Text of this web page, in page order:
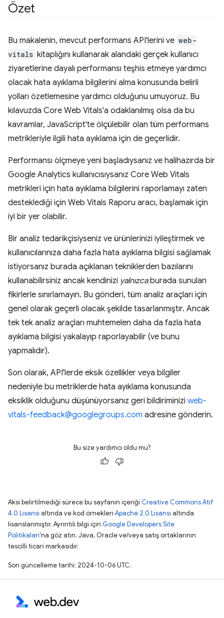
Özet
Bu makalenin, mevcut performans API'lerini ve web-
vitals kitaplığını kullanarak alandaki gerçek kullanıcı
ziyaretlerine dayalı performansı teşhis etmeye yardımcı
olacak hata ayıklama bilgilerini alma konusunda belirli
yolları özetlemesine yardımcı olduğunu umuyoruz. Bu
kılavuzda Core Web Vitals'a odaklanılmış olsa da bu
kavramlar, JavaScript'te ölçülebilir olan tüm performans
metrikleriyle ilgili hata ayıklama için de geçerlidir.
Performansı ölçmeye yeni başladıysanız ve halihazırda bir
Google Analytics kullanıcısıysanız Core Web Vitals
metrikleri için hata ayıklama bilgilerini raporlamayı zaten
desteklediği için Web Vitals Raporu aracı, başlamak için
iyi bir yer olabilir.
Bir analiz tedarikçisiyseniz ve ürünlerinizi iyileştirmek ve
kullanıcılarınıza daha fazla hata ayıklama bilgisi sağlamak
istiyorsanız burada açıklanan tekniklerden bazılarını
kullanabilirsiniz ancak kendinizi yalnızcaburada sunulan
fikirlerle sınırlamayın. Bu gönderi, tüm analiz araçları için
genel olarak geçerli olacak şekilde tasarlanmıştır. Ancak
tek tek analiz araçları muhtemelen daha da fazla hata
ayıklama bilgisi yakalayıp raporlayabilir (ve bunu
yapmalıdır).
Son olarak, API'lerde eksik özellikler veya bilgiler
nedeniyle bu metriklerde hata ayıklama konusunda
eksiklik olduğunu düşünüyorsanız geri bildiriminizi web-
vitals-feedback@googlegroups.com adresine gönderin.
Bu size yardımcı oldu mu?
Aksi belirtilmediği sürece bu sayfanın içeriği Creative Commons Atıf
4.0 Lisansı altında ve kod örnekleri Apache 2.0 Lisansı altında
lisanslanmıştır. Ayrıntılı bilgi için Google Developers Site
Politikaları'na göz atın. Java, Oracle ve/veya satış ortaklarının
tescilli ticari markasıdır.
Son güncelleme tarihi: 2024-10-06 UTC.